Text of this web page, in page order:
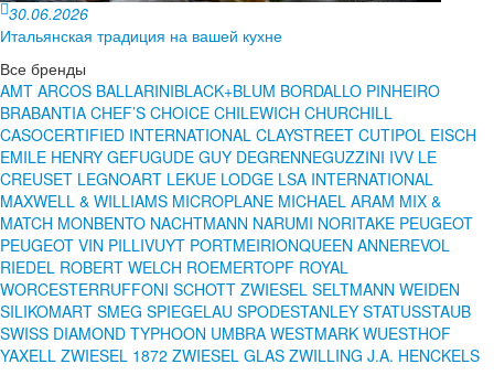
30.06.2026
Итальянская традиция на вашей кухне
Все бренды
AMT ARCOS BALLARINIBLACK+BLUM BORDALLO PINHEIRO
BRABANTIA CHEF’S CHOICE CHILEWICH CHURCHILL
CASOCERTIFIED INTERNATIONAL CLAYSTREET CUTIPOL EISCH
EMILE HENRY GEFUGUDE GUY DEGRENNEGUZZINI IVV LE
CREUSET LEGNOART LEKUE LODGE LSA INTERNATIONAL
MAXWELL & WILLIAMS MICROPLANE MICHAEL ARAM MIX &
MATCH MONBENTO NACHTMANN NARUMI NORITAKE PEUGEOT
PEUGEOT VIN PILLIVUYT PORTMEIRIONQUEEN ANNEREVOL
RIEDEL ROBERT WELCH ROEMERTOPF ROYAL
WORCESTERRUFFONI SCHOTT ZWIESEL SELTMANN WEIDEN
SILIKOMART SMEG SPIEGELAU SPODESTANLEY STATUSSTAUB
SWISS DIAMOND TYPHOON UMBRA WESTMARK WUESTHOF
YAXELL ZWIESEL 1872 ZWIESEL GLAS ZWILLING J.A. HENCKELS